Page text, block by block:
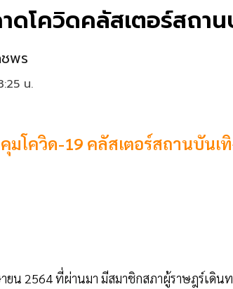
ดโควิดคลัสเตอร์สถาน
พร
น.
โควิด-19 คลัสเตอร์สถานบันเ
ยน 2564 ที่ผ่านมา มีสมาชิกสภาผู้ราษฎร์เดิน